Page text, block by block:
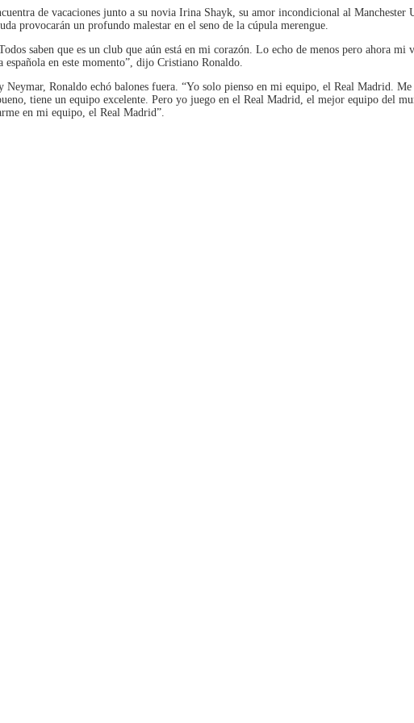
de vacaciones junto a su novia Irina Shayk, su amor incondicional al Manchester
provocarán un profundo malestar en el seno de la cúpula merengue.
saben que es un club que aún está en mi corazón. Lo echo de menos pero ahora mi
en este momento”, dijo Cristiano Ronaldo.
Ronaldo echó balones fuera. “Yo solo pienso en mi equipo, el Real Madrid.
tiene un equipo excelente. Pero yo juego en el Real Madrid, el mejor equipo del
en mi equipo, el Real Madrid”.